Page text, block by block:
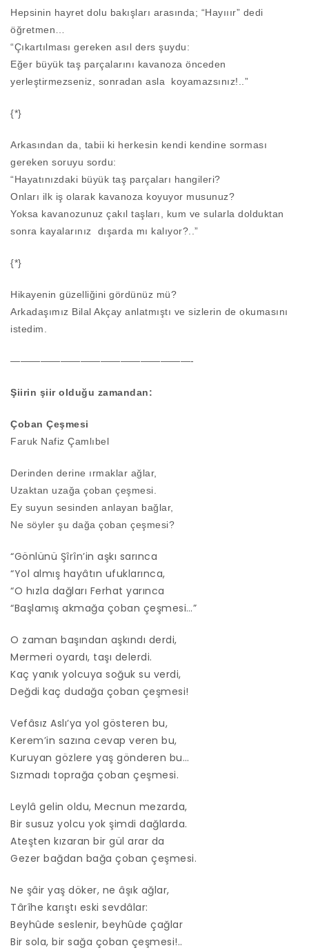
Hepsinin hayret dolu bakışları arasında; “Hayııır” dedi
öğretmen…
“Çıkartılması gereken asıl ders şuydu:
Eğer büyük taş parçalarını kavanoza önceden
yerleştirmezseniz, sonradan asla koyamazsınız!..”
{*}
Arkasından da, tabii ki herkesin kendi kendine sorması
gereken soruyu sordu:
“Hayatınızdaki büyük taş parçaları hangileri?
Onları ilk iş olarak kavanoza koyuyor musunuz?
Yoksa kavanozunuz çakıl taşları, kum ve sularla dolduktan
sonra kayalarınız dışarda mı kalıyor?..”
{*}
Hikayenin güzelliğini gördünüz mü?
Arkadaşımız Bilal Akçay anlatmıştı ve sizlerin de okumasını
istedim.
——————————————————-
Şiirin şiir olduğu zamandan:
Çoban Çeşmesi
Faruk Nafiz Çamlıbel
Derinden derine ırmaklar ağlar,
Uzaktan uzağa çoban çeşmesi.
Ey suyun sesinden anlayan bağlar,
Ne söyler şu dağa çoban çeşmesi?
“Gönlünü Şîrîn’in aşkı sarınca
“Yol almış hayâtın ufuklarınca,
“O hızla dağları Ferhat yarınca
“Başlamış akmağa çoban çeşmesi…”
O zaman başından aşkındı derdi,
Mermeri oyardı, taşı delerdi.
Kaç yanık yolcuya soğuk su verdi,
Değdi kaç dudağa çoban çeşmesi!
Vefâsız Aslı’ya yol gösteren bu,
Kerem’in sazına cevap veren bu,
Kuruyan gözlere yaş gönderen bu…
Sızmadı toprağa çoban çeşmesi.
Leylâ gelin oldu, Mecnun mezarda,
Bir susuz yolcu yok şimdi dağlarda.
Ateşten kızaran bir gül arar da
Gezer bağdan bağa çoban çeşmesi.
Ne şâir yaş döker, ne âşık ağlar,
Târîhe karıştı eski sevdâlar:
Beyhûde seslenir, beyhûde çağlar
Bir sola, bir sağa çoban çeşmesi!..